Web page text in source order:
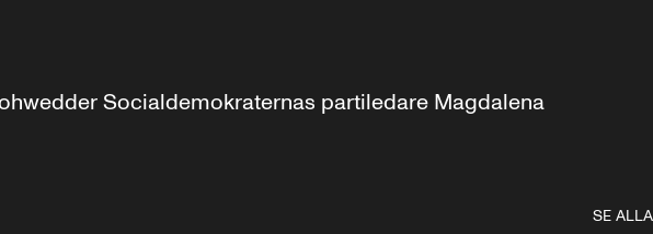
Socialdemokraternas partiledare Magdalena
SE ALLA